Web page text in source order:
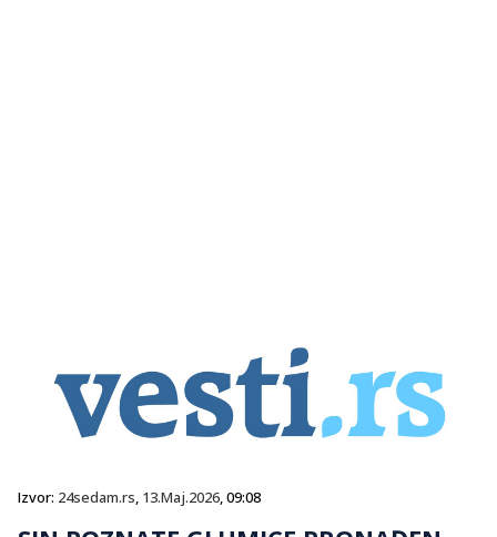
Izvor: 24sedam.rs, 13.Maj.2026, 09:08